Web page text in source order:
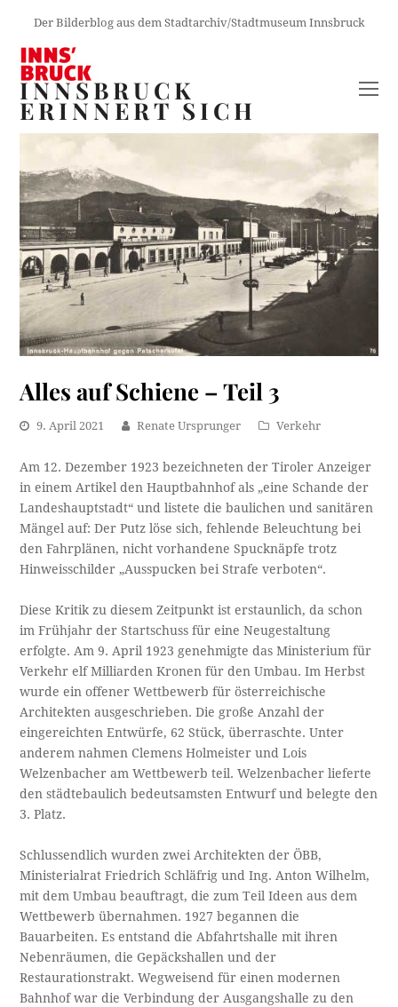
Der Bilderblog aus dem Stadtarchiv/Stadtmuseum Innsbruck
INNSBRUCK
ERINNERT SICH
Alles auf Schiene – Teil 3
9. April 2021 Renate Ursprunger Verkehr
Am 12. Dezember 1923 bezeichneten der Tiroler Anzeiger
in einem Artikel den Hauptbahnhof als „eine Schande der
Landeshauptstadt“ und listete die baulichen und sanitären
Mängel auf: Der Putz löse sich, fehlende Beleuchtung bei
den Fahrplänen, nicht vorhandene Spucknäpfe trotz
Hinweisschilder „Ausspucken bei Strafe verboten“.
Diese Kritik zu diesem Zeitpunkt ist erstaunlich, da schon
im Frühjahr der Startschuss für eine Neugestaltung
erfolgte. Am 9. April 1923 genehmigte das Ministerium für
Verkehr elf Milliarden Kronen für den Umbau. Im Herbst
wurde ein offener Wettbewerb für österreichische
Architekten ausgeschrieben. Die große Anzahl der
eingereichten Entwürfe, 62 Stück, überraschte. Unter
anderem nahmen Clemens Holmeister und Lois
Welzenbacher am Wettbewerb teil. Welzenbacher lieferte
den städtebaulich bedeutsamsten Entwurf und belegte den
3. Platz.
Schlussendlich wurden zwei Architekten der ÖBB,
Ministerialrat Friedrich Schläfrig und Ing. Anton Wilhelm,
mit dem Umbau beauftragt, die zum Teil Ideen aus dem
Wettbewerb übernahmen. 1927 begannen die
Bauarbeiten. Es entstand die Abfahrtshalle mit ihren
Nebenräumen, die Gepäckshallen und der
Restaurationstrakt. Wegweisend für einen modernen
Bahnhof war die Verbindung der Ausgangshalle zu den